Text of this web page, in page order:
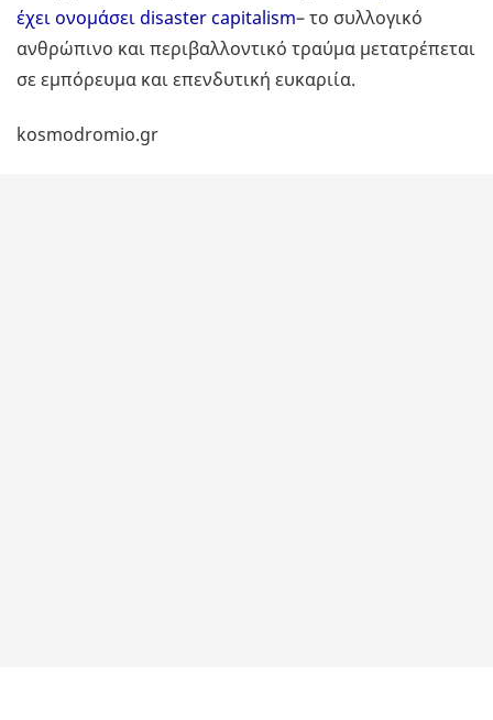
έχει ονομάσει disaster capitalism– το συλλογικό
ανθρώπινο και περιβαλλοντικό τραύμα μετατρέπεται
σε εμπόρευμα και επενδυτική ευκαριία.
kosmodromio.gr